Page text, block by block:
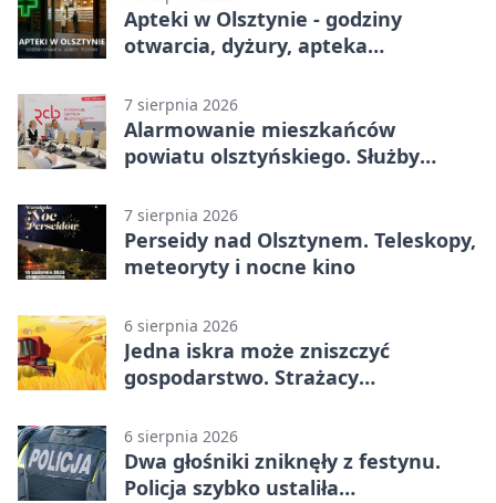
Apteki w Olsztynie - godziny
otwarcia, dyżury, apteka
7 sierpnia 2026
Alarmowanie mieszkańców
powiatu olsztyńskiego. Służby
7 sierpnia 2026
Perseidy nad Olsztynem. Teleskopy,
meteoryty i nocne kino
6 sierpnia 2026
Jedna iskra może zniszczyć
gospodarstwo. Strażacy
6 sierpnia 2026
Dwa głośniki zniknęły z festynu.
Policja szybko ustaliła